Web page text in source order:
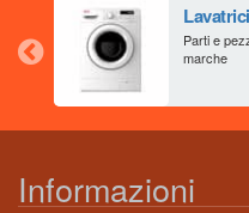
Lavatrici
Parti e
marche
Informazioni